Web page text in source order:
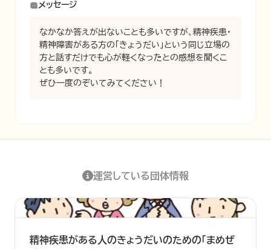
メッセージ
なかなか答えが出ないことも多いですが、精神疾患・
精神障害がある方の「きょうだい」という同じ立場の
方と話すだけでも心が軽くなったとの感想を聞くこ
とも多いです。
ぜひ一度のぞいてみてください！
運営している団体情報
精神疾患がある人のきょうだいのための「まめぜ